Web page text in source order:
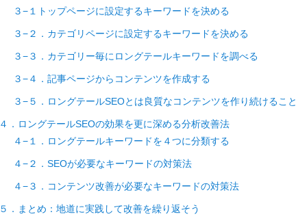
３−１トップページに設定するキーワードを決める
３−２．カテゴリページに設定するキーワードを決める
３−３．カテゴリー毎にロングテールキーワードを調べる
３−４．記事ページからコンテンツを作成する
３−５．ロングテールSEOとは良質なコンテンツを作り続けること
４．ロングテールSEOの効果を更に深める分析改善法
４−１．ロングテールキーワードを４つに分類する
４−２．SEOが必要なキーワードの対策法
４−３．コンテンツ改善が必要なキーワードの対策法
５．まとめ：地道に実践して改善を繰り返そう